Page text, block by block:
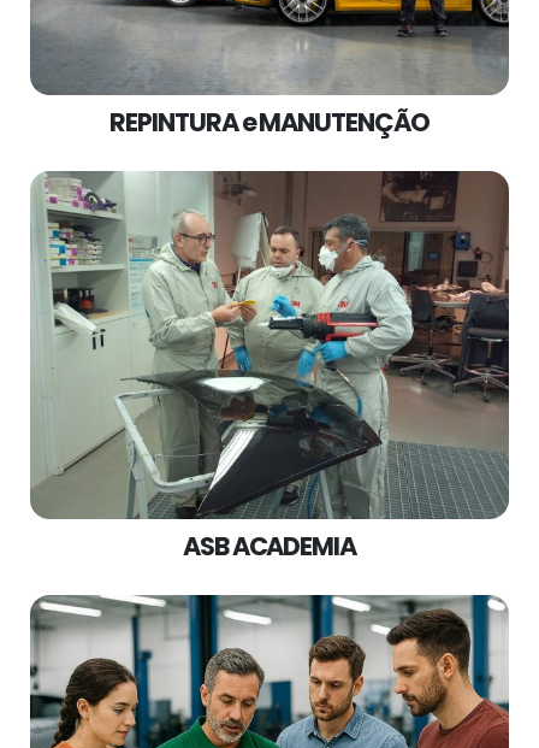
REPINTURA e MANUTENÇÃO
ASB ACADEMIA